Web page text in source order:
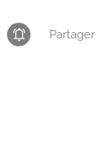
Partager